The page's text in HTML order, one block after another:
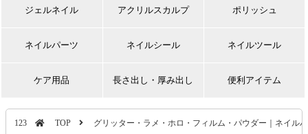
ジェルネイル アクリルスカルプ ポリッシュ
ネイルパーツ ネイルシール ネイルツール
ケア用品 長さ出し・厚み出し 便利アイテム
123 TOP グリッター・ラメ・ホロ・フィルム・パウダー｜ネイル